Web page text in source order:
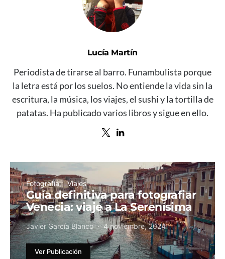
Lucía Martín
Periodista de tirarse al barro. Funambulista porque
la letra está por los suelos. No entiende la vida sin la
escritura, la música, los viajes, el sushi y la tortilla de
patatas. Ha publicado varios libros y sigue en ello.
Fotografía Viajes
Guía definitiva para fotografiar
Venecia: viaje a La Serenísima
Javier García Blanco 4 noviembre, 2024
Ver Publicación